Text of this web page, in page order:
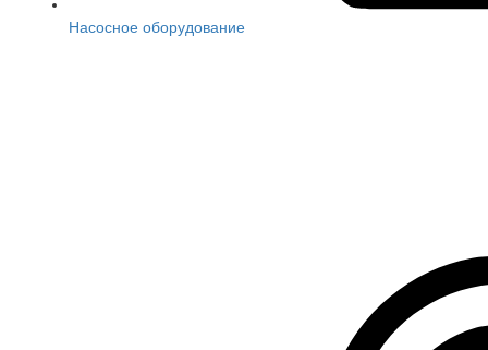
Насосное оборудование